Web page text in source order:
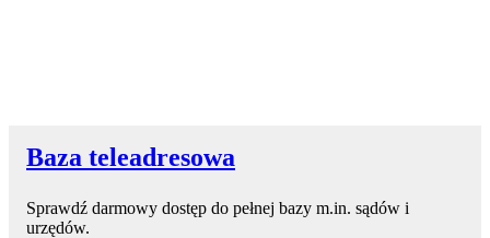
Baza teleadresowa
Sprawdź darmowy dostęp do pełnej bazy m.in. sądów i
urzędów.